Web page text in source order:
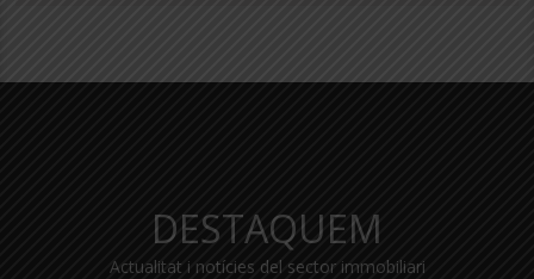
DESTAQUEM
Actualitat i notícies del sector immobiliari